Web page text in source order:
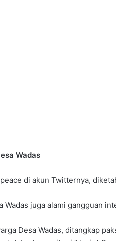
Wadas
di akun Twitternya,
Wadas juga alami gangguan
Desa Wadas, ditangkap